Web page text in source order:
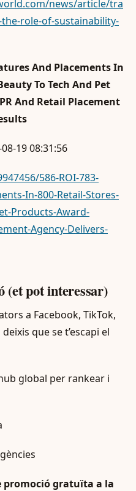
news/article/tra
role-of-sustainability-
And Placements In
To Tech And Pet
And Retail Placement
19 08:31:56
586-ROI-783-
In-800-Retail-Stores-
Products-Award-
Agency-Delivers-
(et pot interessar)
a Facebook, TikTok,
que se t’escapi el
global per rankear i
promoció gratuïta a la